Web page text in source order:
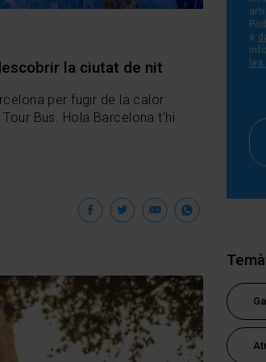
la ciutat de nit
per fugir de la calor:
Bus. Hola Barcelona t'hi
Facebook
TwitterEmail
a